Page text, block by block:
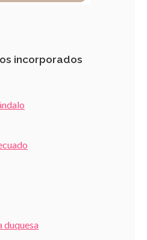
incorporados
duquesa